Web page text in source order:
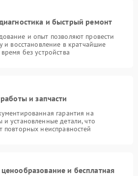
и быстрый ремонт
и опыт позволяют провести
и восстановление в кратчайшие
без устройства
и запчасти
гарантия на
установленные детали, что
повторных неисправностей
и бесплатная